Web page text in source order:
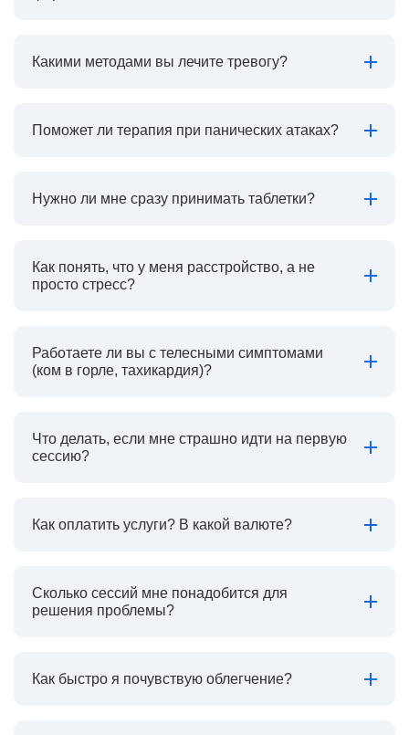
Какими методами вы лечите тревогу?
Поможет ли терапия при панических атаках?
Нужно ли мне сразу принимать таблетки?
Как понять, что у меня расстройство, а не
просто стресс?
Работаете ли вы с телесными симптомами
(ком в горле, тахикардия)?
Что делать, если мне страшно идти на первую
сессию?
Как оплатить услуги? В какой валюте?
Сколько сессий мне понадобится для
решения проблемы?
Как быстро я почувствую облегчение?